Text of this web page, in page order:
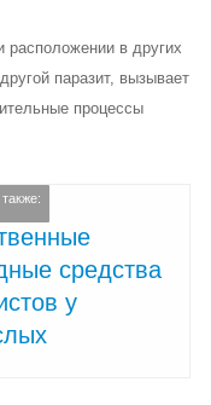
расположении в других
паразит, вызывает
процессы
средства
у